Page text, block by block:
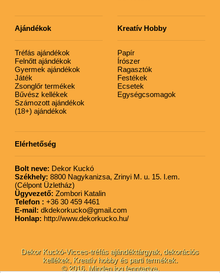
Ajándékok
Tréfás ajándékok
Felnőtt ajándékok
Gyermek ajándékok
Játék
Zsonglőr termékek
Bűvész kellékek
Számozott ajándékok
(18+) ajándékok
Kreatív Hobby
Papír
Írószer
Ragasztók
Festékek
Ecsetek
Egységcsomagok
Elérhetőség
Bolt neve: Dekor Kuckó
Székhely: 8800 Nagykanizsa, Zrinyi M. u. 15. I.em.
(Célpont Üzletház)
Ügyvezető: Zombori Katalin
Telefon : +36 30 459 4461
E-mail: dkdekorkucko@gmail.com
Honlap: http://www.dekorkucko.hu/
Dekor Kuckó-Vicces-tréfás ajándéktárgyak, dekorációs
kellékek, Kreatív hobby és parti termékek.
© 2016. Minden jog fenntartva.